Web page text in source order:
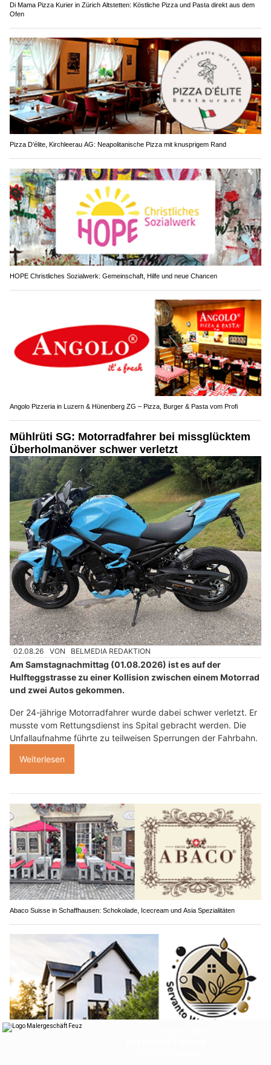
Di Mama Pizza Kurier in Zürich Altstetten: Köstliche Pizza und Pasta direkt aus dem
Ofen
Pizza D’élite, Kirchleerau AG: Neapolitanische Pizza mit knusprigem Rand
HOPE Christliches Sozialwerk: Gemeinschaft, Hilfe und neue Chancen
Angolo Pizzeria in Luzern & Hünenberg ZG – Pizza, Burger & Pasta vom Profi
Mühlrüti SG: Motorradfahrer bei missglücktem
Überholmanöver schwer verletzt
02.08.26 VON BELMEDIA REDAKTION
Am Samstagnachmittag (01.08.2026) ist es auf der
Hulfteggstrasse zu einer Kollision zwischen einem Motorrad
und zwei Autos gekommen.
Der 24-jährige Motorradfahrer wurde dabei schwer verletzt. Er
musste vom Rettungsdienst ins Spital gebracht werden. Die
Unfallaufnahme führte zu teilweisen Sperrungen der Fahrbahn.
Weiterlesen
Abaco Suisse in Schaffhausen: Schokolade, Icecream und Asia Spezialitäten